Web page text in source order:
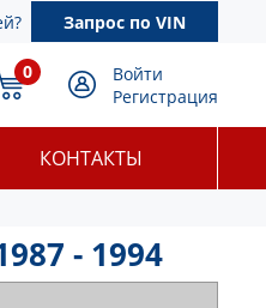
Запрос по VIN
0
Войти
Регистрация
КОНТАКТЫ
- 1994